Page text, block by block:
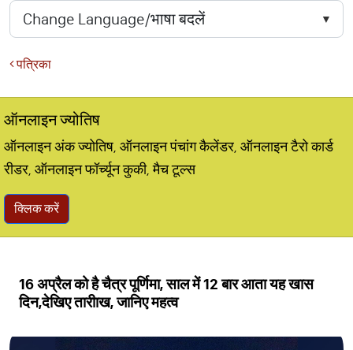
पत्रिका
ऑनलाइन ज्योतिष
ऑनलाइन अंक ज्योतिष, ऑनलाइन पंचांग कैलेंडर, ऑनलाइन टैरो कार्ड
रीडर, ऑनलाइन फॉर्च्यून कुकी, मैच टूल्स
क्लिक करें
16 अप्रैल को है चैत्र पूर्णिमा, साल में 12 बार आता यह खास
दिन,देखिए तारीाख, जानिए महत्व